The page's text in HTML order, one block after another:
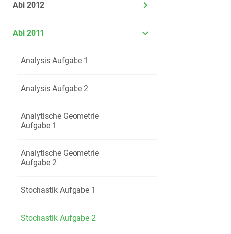
Abi 2012
Abi 2011
Analysis Aufgabe 1
Analysis Aufgabe 2
Analytische Geometrie
Aufgabe 1
Analytische Geometrie
Aufgabe 2
Stochastik Aufgabe 1
Stochastik Aufgabe 2